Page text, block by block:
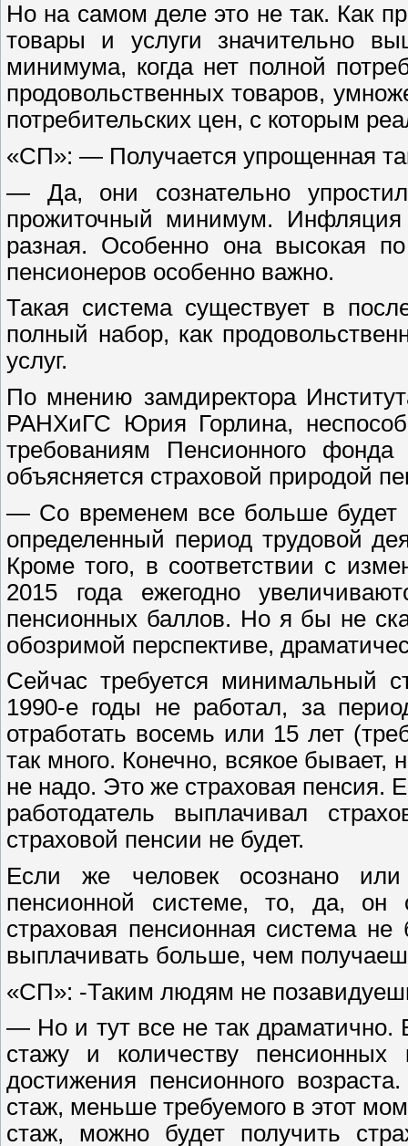
Но на самом деле это не так. Как
товары и услуги значительно
минимума, когда нет полной
продовольственных товаров,
потребительских цен, с которым
«СП»: — Получается упрощенная
— Да, они сознательно
прожиточный минимум. Инфляция
разная. Особенно она высокая
пенсионеров особенно важно.
Такая система существует в
полный набор, как
услуг.
По мнению замдиректора
РАНХиГС Юрия Горлина,
требованиям Пенсионного
объясняется страховой природой
— Со временем все больше будет
определенный период трудовой
Кроме того, в соответствии с
2015 года ежегодно
пенсионных баллов. Но я бы не
обозримой перспективе,
Сейчас требуется минимальный
1990-е годы не работал, за
отработать восемь или 15 лет
так много. Конечно, всякое бывает,
не надо. Это же страховая пенсия.
работодатель выплачивал
страховой пенсии не будет.
Если же человек осознано
пенсионной системе, то, да, он
страховая пенсионная система
выплачивать больше, чем
«СП»: -Таким людям не
— Но и тут все не так драматично.
стажу и количеству
достижения пенсионного
стаж, меньше требуемого в этот
стаж, можно будет получить